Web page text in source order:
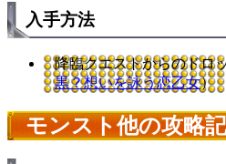
入手方法
降臨クエストからのドロ
黒？想いを詠う恋乙女）
モンスト他の攻略